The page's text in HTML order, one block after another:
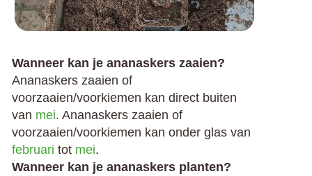
Wanneer kan je ananaskers zaaien?
Ananaskers zaaien of
voorzaaien/voorkiemen kan direct buiten
van mei. Ananaskers zaaien of
voorzaaien/voorkiemen kan onder glas van
februari tot mei.
Wanneer kan je ananaskers planten?